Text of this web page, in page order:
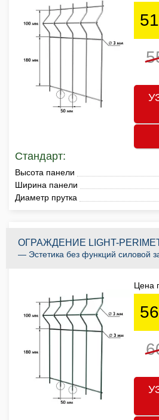
Стандарт:
Высота панели
Ширина панели
Диаметр прутка
ОГРАЖДЕНИЕ LIGHT-
— Эстетика без функций силовой
Цена